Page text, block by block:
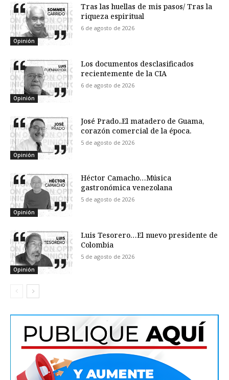
Opinión
Tras las huellas de mis pasos/ Tras la
riqueza espiritual
6 de agosto de 2026
Opinión
Los documentos desclasificados
recientemente de la CIA
6 de agosto de 2026
Opinión
José Prado..El matadero de Guama,
corazón comercial de la época.
5 de agosto de 2026
Opinión
Héctor Camacho…Música
gastronómica venezolana
5 de agosto de 2026
Opinión
Luis Tesorero…El nuevo presidente de
Colombia
5 de agosto de 2026